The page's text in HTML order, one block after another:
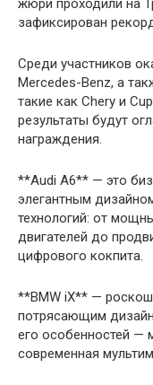
жюри проходили на
зафиксирован
Среди участников
Mercedes-Benz, а
такие как Chery и
результаты будут
награждения.
**Audi A6** — это
элегантным
технологий: от
двигателей до
цифрового кокпита.
**BMW iX** —
потрясающим
его особенностей
современная